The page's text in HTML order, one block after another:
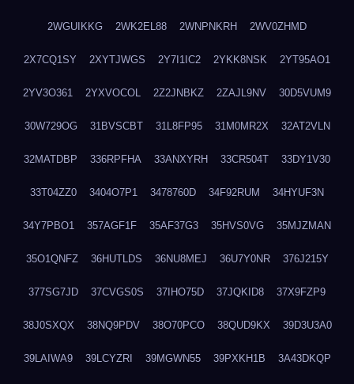
2WGUIKKG 2WK2EL88 2WNPNKRH 2WV0ZHMD
2X7CQ1SY 2XYTJWGS 2Y7I1IC2 2YKK8NSK 2YT95AO1
2YV3O361 2YXVOCOL 2Z2JNBKZ 2ZAJL9NV 30D5VUM9
30W729OG 31BVSCBT 31L8FP95 31M0MR2X 32AT2VLN
32MATDBP 336RPFHA 33ANXYRH 33CR504T 33DY1V30
33T04ZZ0 3404O7P1 3478760D 34F92RUM 34HYUF3N
34Y7PBO1 357AGF1F 35AF37G3 35HVS0VG 35MJZMAN
35O1QNFZ 36HUTLDS 36NU8MEJ 36U7Y0NR 376J215Y
377SG7JD 37CVGS0S 37IHO75D 37JQKID8 37X9FZP9
38J0SXQX 38NQ9PDV 38O70PCO 38QUD9KX 39D3U3A0
39LAIWA9 39LCYZRI 39MGWN55 39PXKH1B 3A43DKQP